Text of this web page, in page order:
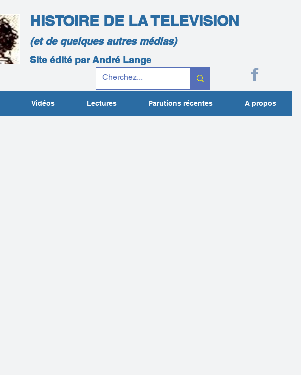
HISTOIRE DE LA TELEVISION
(et de quelques autres médias)
Site édité par André Lange
Vidéos Lectures Parutions récentes A propos